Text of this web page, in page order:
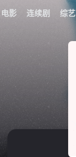
电影 连续剧 综艺